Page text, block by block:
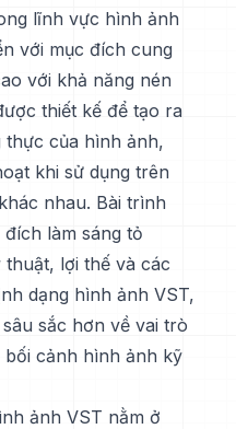
lĩnh vực hình ảnh
với mục đích cung
với khả năng nén
thiết kế để tạo ra
của hình ảnh,
khi sử dụng trên
nhau. Bài trình
làm sáng tỏ
lợi thế và các
dạng hình ảnh VST,
sắc hơn về vai trò
cảnh hình ảnh kỹ
ảnh VST nằm ở